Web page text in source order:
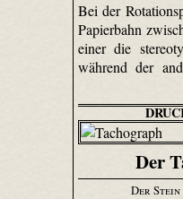
Bei der
Papierbahn
einer die
während der
Der
Der Stein